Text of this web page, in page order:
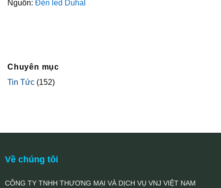
Nguồn: Đèn led Duhal
Chuyên mục
Tin Tức (152)
Về chúng tôi
CÔNG TY TNHH THƯƠNG MẠI VÀ DỊCH VỤ VNJ VIỆT NAM